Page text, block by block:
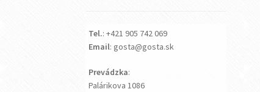
Tel.: +421 905 742 069
Email: gosta@gosta.sk
Prevádzka:
Palárikova 1086